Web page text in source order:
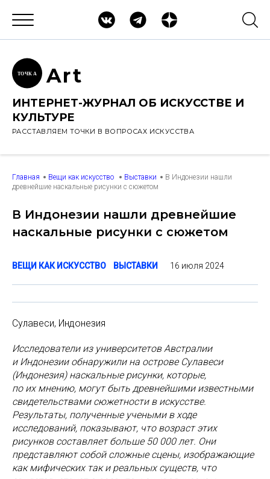
ТОЧК А Art
ИНТЕРНЕТ-ЖУРНАЛ ОБ ИСКУССТВЕ И
КУЛЬТУРЕ
РАССТАВЛЯЕМ ТОЧКИ В ВОПРОСАХ ИСКУССТВА
Главная Вещи как искусство Выставки
В Индонезии нашли
древнейшие наскальные рисунки с сюжетом
В Индонезии нашли древнейшие
наскальные рисунки с сюжетом
ВЕЩИ КАК ИСКУССТВО ВЫСТАВКИ 16 июля 2024
Сулавеси, Индонезия
Исследователи из университетов Австралии
и Индонезии обнаружили на острове Сулавеси
(Индонезия) наскальные рисунки, которые,
по их мнению, могут быть древнейшими известными
свидетельствами сюжетности в искусстве.
Результаты, полученные учеными в ходе
исследований, показывают, что возраст этих
рисунков составляет больше 50 000 лет. Они
представляют собой сложные сцены, изображающие
как мифических так и реальных существ, что